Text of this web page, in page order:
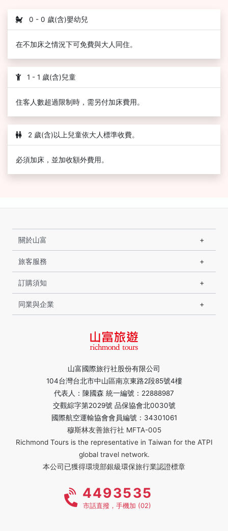
0 - 0 歲(含)嬰幼兒
在不加床之情況下可免費與大人同住。
1 - 1 歲(含)兒童
住客人數超過限制時，需另付加床費用。
2 歲(含)以上兒童依大人標準收費。
必須加床，並加收額外費用。
山富國際旅行社股份有限公司
104台灣台北市中山區南京東路2段85號4樓
代表人：陳國森 統一編號：22888987
交觀綜字第2029號 品保協會北0030號
國際航空運輸協會會員編號：34301061
穆斯林友善旅行社 MFTA-005
Richmond Tours is the representative in Taiwan for the ATPI
global travel network.
本公司已獲得環境部銀級環保旅行業認證標章
關於山富
旅客服務
訂購須知
同業與企業
4493535
市話直撥，手機加 (02)